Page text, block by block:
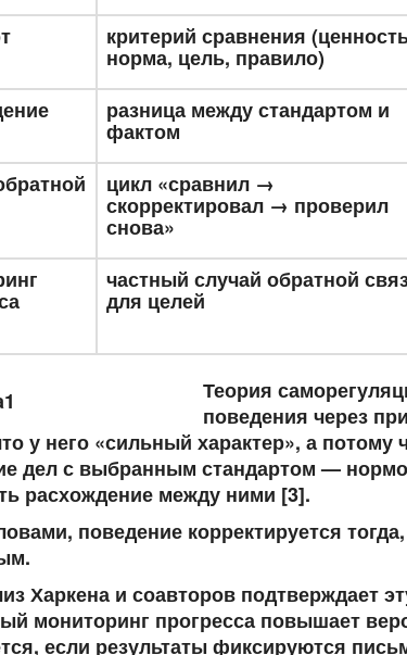
критерий сравнения
норма, цель, правило)
разница между стандартом и
фактом
цикл «сравнил →
скорректировал → проверил
снова»
частный случай обратной
для целей
Теория
поведения через
у него «сильный характер», а потому
дел с выбранным стандартом —
расхождение между ними [3].
поведение корректируется
Харкена и соавторов подтверждает
мониторинг прогресса повышает
если результаты фиксируются